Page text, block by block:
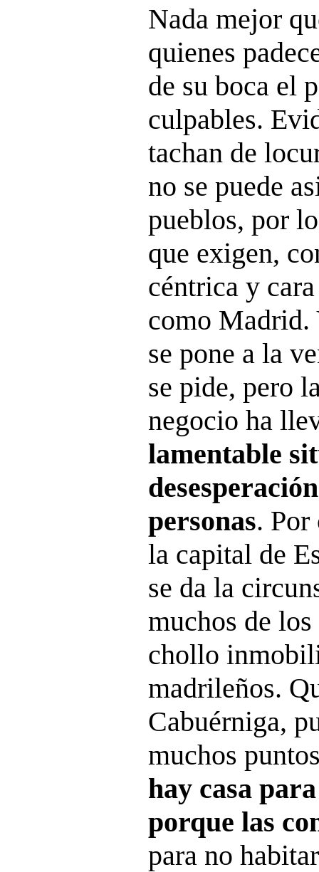
Nada mejor
quienes
de su boca el
culpables.
tachan de
no se puede
pueblos, por
que exigen,
céntrica y
como Madrid.
se pone a la
se pide, pero
negocio ha
lamentable
personas. Por
la capital de
se da la
muchos de
chollo
madrileños.
Cabuérniga,
muchos
hay casa
porque las
para no